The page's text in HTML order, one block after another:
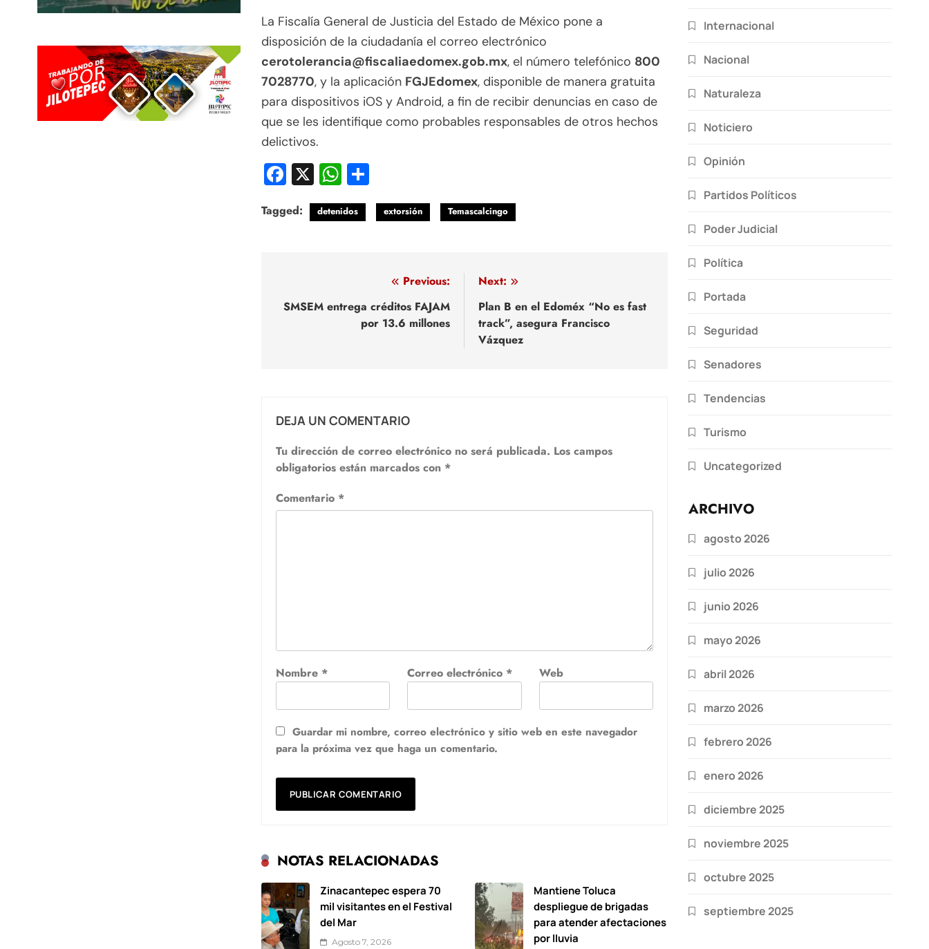
La Fiscalía General de Justicia del Estado de México pone a
disposición de la ciudadanía el correo electrónico
cerotolerancia@fiscaliaedomex.gob.mx, el número telefónico 800
7028770, y la aplicación FGJEdomex, disponible de manera gratuita
para dispositivos iOS y Android, a fin de recibir denuncias en caso de
que se les identifique como probables responsables de otros hechos
delictivos.
Facebook
X WhatsApp
Tagged: detenidos extorsión Temascalcingo
de
Previous:
SMSEM entrega créditos FAJAM
por 13.6 millones
Next:
Plan B en el Edoméx “No es fast
track”, asegura Francisco
Vázquez
DEJA UN COMENTARIO
Tu dirección de correo electrónico no será publicada. Los campos
obligatorios están marcados con *
Comentario *
Nombre * Correo electrónico * Web
Guardar mi nombre, correo electrónico y sitio web en este navegador
para la próxima vez que haga un comentario.
NOTAS RELACIONADAS
Zinacantepec espera 70
mil visitantes en el Festival
del Mar
Agosto 7, 2026
Mantiene Toluca
despliegue de brigadas
para atender afectaciones
por lluvia
Internacional
Nacional
Naturaleza
Noticiero
Opinión
Partidos Políticos
Poder Judicial
Política
Portada
Seguridad
Senadores
Tendencias
Turismo
Uncategorized
ARCHIVO
agosto 2026
julio 2026
junio 2026
mayo 2026
abril 2026
marzo 2026
febrero 2026
enero 2026
diciembre 2025
noviembre 2025
octubre 2025
septiembre 2025